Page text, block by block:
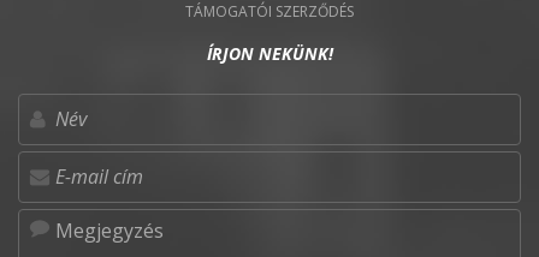
TÁMOGATÓI SZERZŐDÉS
ÍRJON NEKÜNK!